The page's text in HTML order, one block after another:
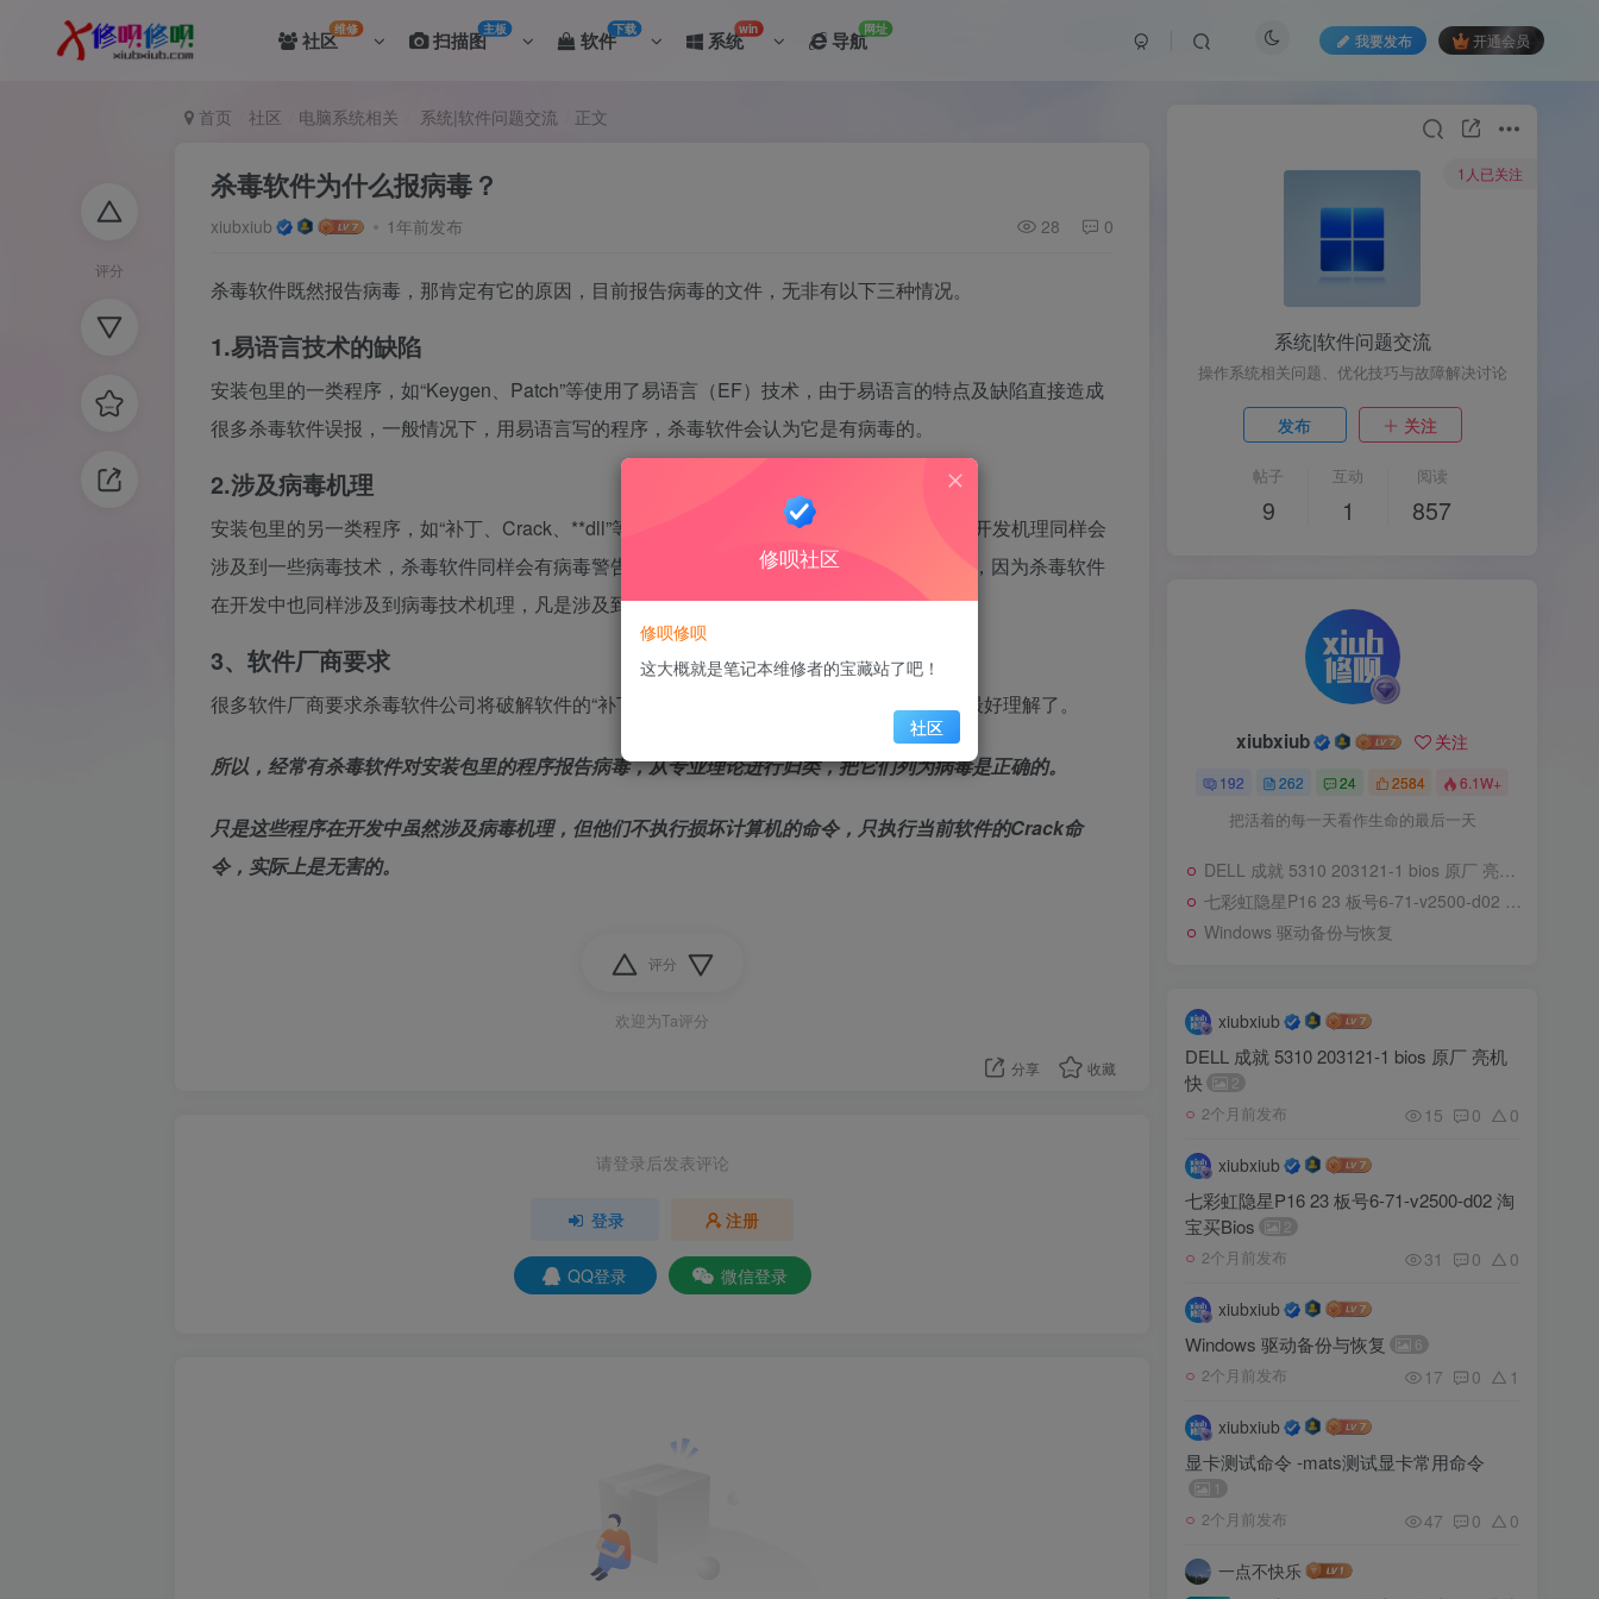
社区维修 扫描图主板 软件下载 系统win 导航网址
我要发布 开通会员
评分
首页 社区 电脑系统相关 系统|软件问题交流 正文
杀毒软件为什么报病毒？
xiubxiub 1年前发布 28 0
杀毒软件既然报告病毒，那肯定有它的原因，目前报告病毒的文件，无非有以下三种情况。
1.易语言技术的缺陷
安装包里的一类程序，如“Keygen、Patch”等使用了易语言（EF）技术，由于易语言的特点及缺陷直接造成
很多杀毒软件误报，一般情况下，用易语言写的程序，杀毒软件会认为它是有病毒的。
2.涉及病毒机理
安装包里的另一类程序，如“补丁、Crack、**dll”等，这类程序往往是执行破解命令，它们的开发机理同样会
涉及到一些病毒技术，杀毒软件同样会有病毒警告。有些杀毒软件也会彼此认为对方是病毒，因为杀毒软件
在开发中也同样涉及到病毒技术机理，凡是涉及到病毒机理的程序也会报病毒。
3、软件厂商要求
很多软件厂商要求杀毒软件公司将破解软件的“补丁、注册机、激活工具等”列为病毒，这个最好理解了。
所以，经常有杀毒软件对安装包里的程序报告病毒，从专业理论进行归类，把它们列为病毒是正确的。
只是这些程序在开发中虽然涉及病毒机理， 但他们不执行损坏计算机的命令，只执行当前软件的Crack命
令，实际上是无害的。
评分
欢迎为Ta评分
分享 收藏
请登录后发表评论
登录 注册
QQ登录 微信登录
1人已关注
系统|软件问题交流
操作系统相关问题、优化技巧与故障解决讨论
发布 关注
帖子
9
互动
1
阅读
857
xiubxiub 关注
192 262 24 2584 6.1W+
把活着的每一天看作生命的最后一天
DELL 成就 5310 203121-1 bios 原厂 亮机快
七彩虹隐星P16 23 板号6-71-v2500-d02 淘宝买Bios
Windows 驱动备份与恢复
xiubxiub
DELL 成就 5310 203121-1 bios 原厂 亮机
快
2
2个月前发布 15 0 0
xiubxiub
七彩虹隐星P16 23 板号6-71-v2500-d02 淘
宝买Bios
2
2个月前发布 31 0 0
xiubxiub
Windows 驱动备份与恢复 6
2个月前发布 17 0 1
xiubxiub
显卡测试命令 -mats测试显卡常用命令
1
2个月前发布 47 0 0
一点不快乐
修呗社区
修呗修呗
这大概就是笔记本维修者的宝藏站了吧！
社区